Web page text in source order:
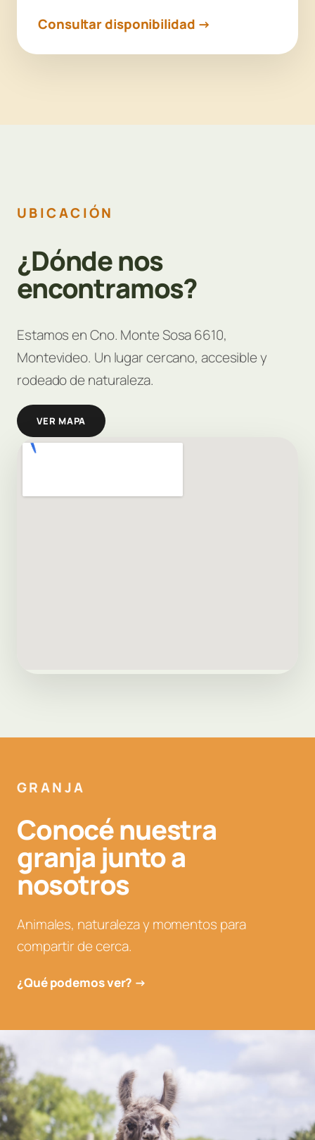
Consultar disponibilidad →
UBICACIÓN
¿Dónde nos
encontramos?
Estamos en Cno. Monte Sosa 6610,
Montevideo. Un lugar cercano, accesible y
rodeado de naturaleza.
VER MAPA
GRANJA
Conocé nuestra
granja junto a
nosotros
Animales, naturaleza y momentos para
compartir de cerca.
¿Qué podemos ver? →